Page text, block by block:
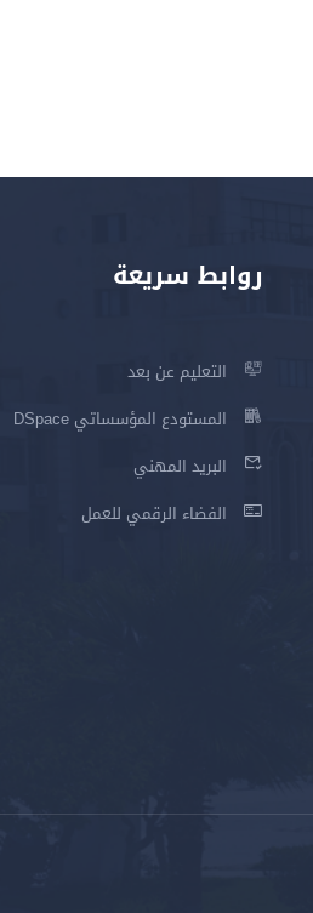
روابط سريعة
التعليم عن بعد
المستودع المؤسساتي DSpace
البريد المهني
الفضاء الرقمي للعمل